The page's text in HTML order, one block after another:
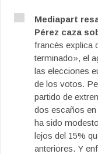
Mediapart
Pérez caza
francés explica
terminado», el
las elecciones
de los votos.
partido de
dos escaños
ha sido
lejos del 15%
anteriores. Y